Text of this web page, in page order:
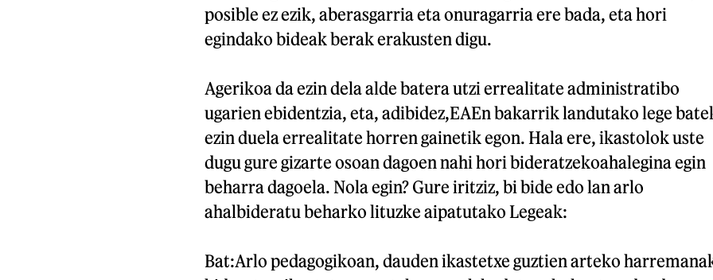
posible ez ezik, aberasgarria eta onuragarria ere bada, eta hori
egindako bideak berak erakusten digu.
Agerikoa da ezin dela alde batera utzi errealitate administratibo
ugarien ebidentzia, eta, adibidez,EAEn bakarrik landutako lege
ezin duela errealitate horren gainetik egon. Hala ere, ikastolok uste
dugu gure gizarte osoan dagoen nahi hori bideratzekoahalegina egin
beharra dagoela. Nola egin? Gure iritziz, bi bide edo lan arlo
ahalbideratu beharko lituzke aipatutako Legeak:
Bat:Arlo pedagogikoan, dauden ikastetxe guztien arteko